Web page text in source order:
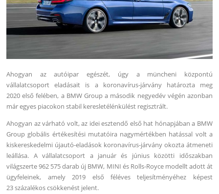
Ahogyan az autóipar egészét, úgy a müncheni központú
vállalatcsoport eladásait is a koronavírus-járvány határozta meg
2020 első felében, a BMW Group a második negyedév végén azonban
már egyes piacokon stabil keresletélénkülést regisztrált.
Ahogyan az várható volt, az idei esztendő első hat hónapjában a BMW
Group globális értékesítési mutatóira nagymértékben hatással volt a
kiskereskedelmi újautó-eladások koronavírus-járvány okozta átmeneti
leállása. A vállalatcsoport a január és június közötti időszakban
világszerte 962 575 darab új BMW, MINI és Rolls-Royce modellt adott át
ügyfeleinek, amely 2019 első féléves teljesítményéhez képest
23 százalékos csökkenést jelent.